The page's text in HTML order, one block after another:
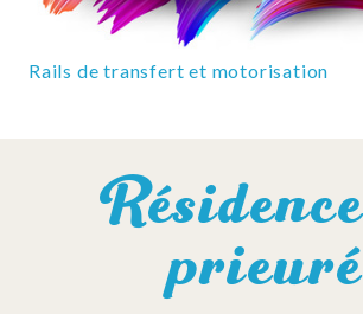
Rails de transfert et motorisation
prieuré